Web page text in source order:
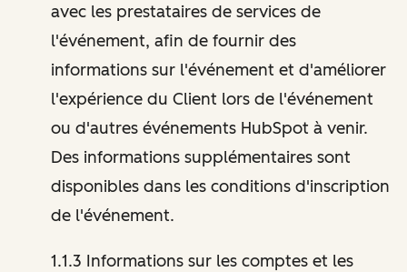
avec les prestataires de services de
l'événement, afin de fournir des
informations sur l'événement et d'améliorer
l'expérience du Client lors de l'événement
ou d'autres événements HubSpot à venir.
Des informations supplémentaires sont
disponibles dans les conditions d'inscription
de l'événement.
1.1.3 Informations sur les comptes et les